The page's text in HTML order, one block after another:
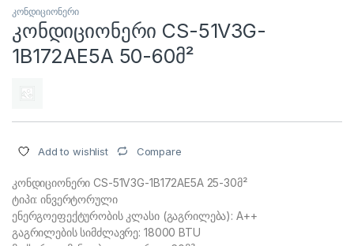
კონდიციონერი
კონდიციონერი CS-51V3G-
1B172AE5A 50-60მ²
Add to wishlist Compare
კონდიციონერი CS-51V3G-1B172AE5A 25-30მ²
ტიპი: ინვერტორული
ენერგოეფექტურობის კლასი (გაგრილება): A++
გაგრილების სიმძლავრე: 18000 BTU